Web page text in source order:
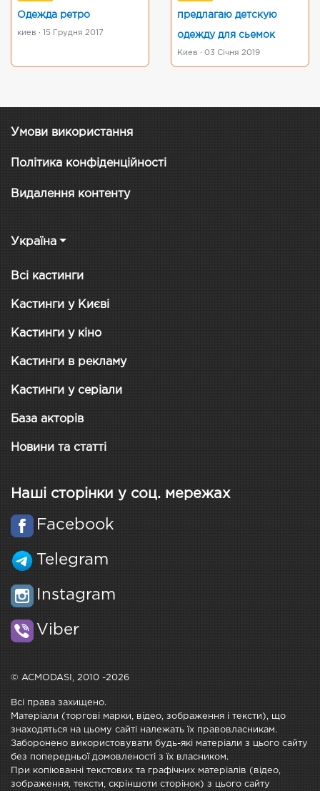
Одежда ретро
киев · 15 Грудня 2017
предлагаю детскую
одежду для сьемок
Киев · 03 Січня 2019
Умови використання
Політика конфіденційності
Видалення контенту
Україна
Всі кастинги
Кастинги у Києві
Кастинги у кіно
Кастинги в рекламу
Кастинги у серіали
База акторів
Новини та статті
Наші сторінки у соц. мережах
Facebook
Telegram
Instagram
Viber
© ACMODASI, 2010 -2026
Всі права захищено.
Матеріали (торгові марки, відео, зображення і тексти), що
знаходяться на цьому сайті належать їх правовласникам.
Заборонено використовувати будь-які матеріали з цього сайту
без попередньої домовленості з їх власником.
При копіюванні текстових та графічних матеріалів (відео,
зображення, тексти, скріншоти сторінок) з цього сайту